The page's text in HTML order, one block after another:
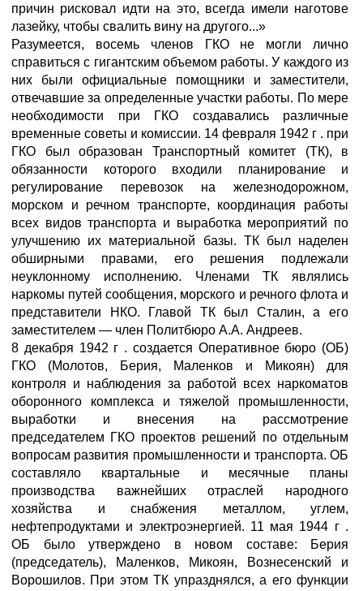
причин рисковал идти на это, всегда имели наготове
лазейку, чтобы свалить вину на другого...»
Разумеется, восемь членов ГКО не могли лично
справиться с гигантским объемом работы. У каждого из
них были официальные помощники и заместители,
отвечавшие за определенные участки работы. По мере
необходимости при ГКО создавались различные
временные советы и комиссии. 14 февраля 1942 г . при
ГКО был образован Транспортный комитет (ТК), в
обязанности которого входили планирование и
регулирование перевозок на железнодорожном,
морском и речном транспорте, координация работы
всех видов транспорта и выработка мероприятий по
улучшению их материальной базы. ТК был наделен
обширными правами, его решения подлежали
неуклонному исполнению. Членами ТК являлись
наркомы путей сообщения, морского и речного флота и
представители НКО. Главой ТК был Сталин, а его
заместителем — член Политбюро А.А. Андреев.
8 декабря 1942 г . создается Оперативное бюро (ОБ)
ГКО (Молотов, Берия, Маленков и Микоян) для
контроля и наблюдения за работой всех наркоматов
оборонного комплекса и тяжелой промышленности,
выработки и внесения на рассмотрение
председателем ГКО проектов решений по отдельным
вопросам развития промышленности и транспорта. ОБ
составляло квартальные и месячные планы
производства важнейших отраслей народного
хозяйства и снабжения металлом, углем,
нефтепродуктами и электроэнергией. 11 мая 1944 г .
ОБ было утверждено в новом составе: Берия
(председатель), Маленков, Микоян, Вознесенский и
Ворошилов. При этом ТК упразднялся, а его функции